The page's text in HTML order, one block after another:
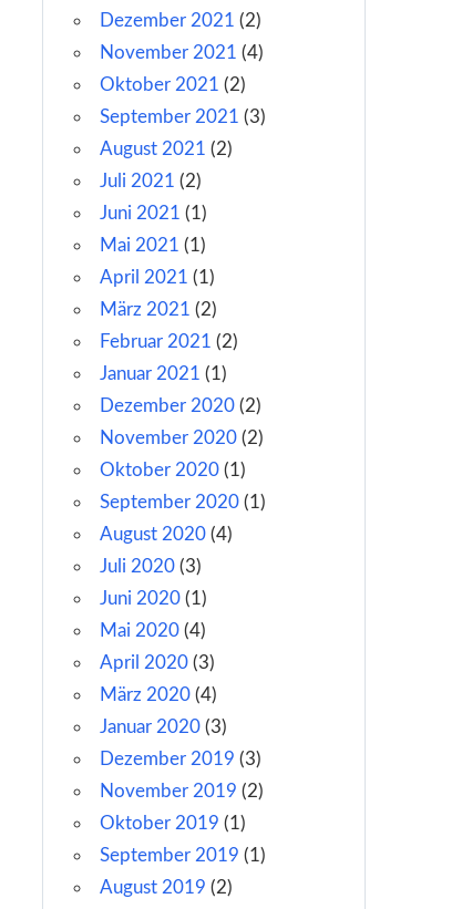
Dezember 2021 (2)
November 2021 (4)
Oktober 2021 (2)
September 2021 (3)
August 2021 (2)
Juli 2021 (2)
Juni 2021 (1)
Mai 2021 (1)
April 2021 (1)
März 2021 (2)
Februar 2021 (2)
Januar 2021 (1)
Dezember 2020(2)
November 2020(2)
Oktober 2020(1)
September 2020(1)
August 2020(4)
Juli 2020(3)
Juni 2020(1)
Mai 2020(4)
April 2020(3)
März 2020(4)
Januar 2020(3)
Dezember 2019 (3)
November 2019 (2)
Oktober 2019 (1)
September 2019 (1)
August 2019 (2)